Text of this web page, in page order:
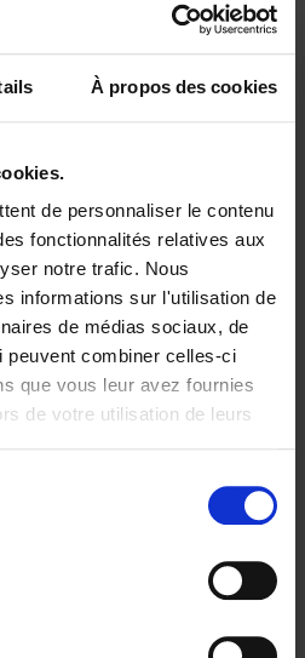
À propos des cookies
de personnaliser le contenu
fonctionnalités relatives aux
notre trafic. Nous
informations sur l'utilisation de
de médias sociaux, de
peuvent combiner celles-ci
que vous leur avez fournies
de votre utilisation de leurs
With Positive
(EN)
Jochen Vincke
souple
2023 214
au panier
Bart Van den Bussche
souple
2024 222